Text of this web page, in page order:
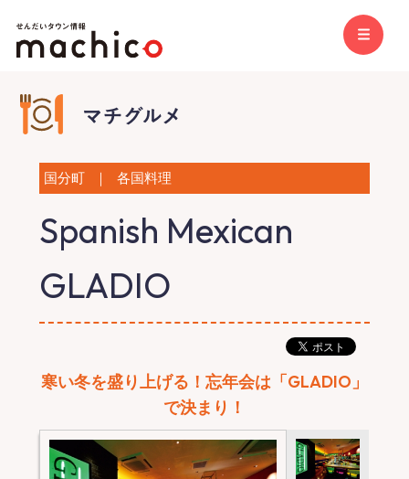
国分町 ｜ 各国料理
Spanish Mexican
GLADIO
寒い冬を盛り上げる！忘年会は「GLADIO」
で決まり！